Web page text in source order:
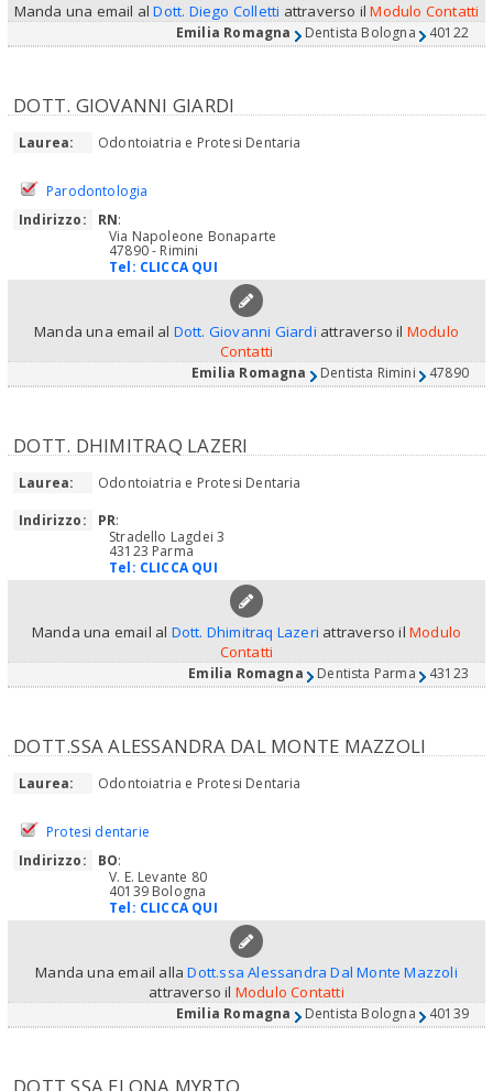
Manda una email alDott. Diego Colletti attraverso ilModulo Contatti
Emilia Romagna Dentista Bologna 40122
DOTT. GIOVANNI GIARDI
Laurea: Odontoiatria e Protesi Dentaria
Parodontologia
Indirizzo:
RN:
Via Napoleone Bonaparte
47890 - Rimini
Tel: CLICCA QUI
Manda una email al Dott. Giovanni Giardi attraverso il Modulo
Contatti
Emilia Romagna Dentista Rimini 47890
DOTT. DHIMITRAQ LAZERI
Laurea:
Odontoiatria e Protesi Dentaria
Indirizzo:
PR:
Stradello Lagdei 3
43123 Parma
Tel: CLICCA QUI
Manda una email al Dott. Dhimitraq Lazeri attraverso il Modulo
Contatti
Emilia Romagna Dentista Parma 43123
DOTT.SSA ALESSANDRA DAL MONTE MAZZOLI
Laurea: Odontoiatria e Protesi Dentaria
Protesi dentarie
Indirizzo:
BO:
V. E. Levante 80
40139 Bologna
Tel: CLICCA QUI
Manda una email allaDott.ssa Alessandra Dal Monte Mazzoli
attraverso il Modulo Contatti
Emilia Romagna Dentista Bologna 40139